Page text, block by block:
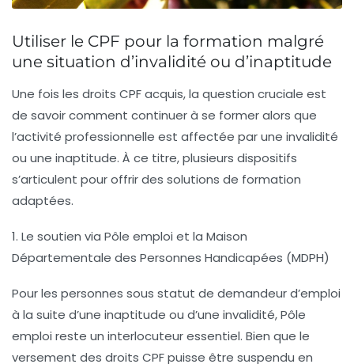
Utiliser le CPF pour la formation malgré
une situation d’invalidité ou d’inaptitude
Une fois les droits CPF acquis, la question cruciale est
de savoir comment continuer à se former alors que
l’activité professionnelle est affectée par une invalidité
ou une inaptitude. À ce titre, plusieurs dispositifs
s’articulent pour offrir des solutions de formation
adaptées.
1. Le soutien via Pôle emploi et la Maison
Départementale des Personnes Handicapées (MDPH)
Pour les personnes sous statut de demandeur d’emploi
à la suite d’une inaptitude ou d’une invalidité, Pôle
emploi reste un interlocuteur essentiel. Bien que le
versement des droits CPF puisse être suspendu en